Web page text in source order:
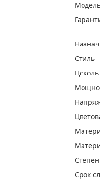
Модель
Стиль
Цоколь
Срок